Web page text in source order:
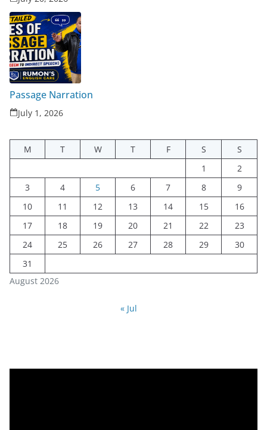
Passage Narration
July 1, 2026
August 2026
M T W T F S
S
1
2
3
4 5 6 7 8
9
10
11 12 13 14 15
16
17
18 19 20 21 22
23
24
25 26 27 28 29
30
31
« Jul